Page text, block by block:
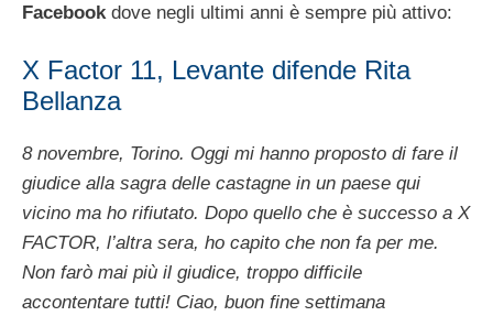
Facebook dove negli ultimi anni è sempre più attivo:
X Factor 11, Levante difende Rita
Bellanza
8 novembre, Torino. Oggi mi hanno proposto di fare il
giudice alla sagra delle castagne in un paese qui
vicino ma ho rifiutato. Dopo quello che è successo a X
FACTOR, l’altra sera, ho capito che non fa per me.
Non farò mai più il giudice, troppo difficile
accontentare tutti! Ciao, buon fine settimana